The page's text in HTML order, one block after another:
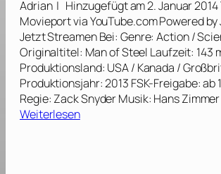
x
t
e
n
d
e
d
C
v
S
u
p
e
r
m
a
Adrian | Hinzugefügt am 2. Januar 2014
Movieport via YouTube.com Powered
Jetzt Streamen Bei: Genre: Action /
Originaltitel: Man of Steel Laufzeit: 143
Produktionsland: USA / Kanada /
Produktionsjahr: 2013 FSK-Freigabe: ab
Regie: Zack Snyder Musik: Hans
Weiterlesen: